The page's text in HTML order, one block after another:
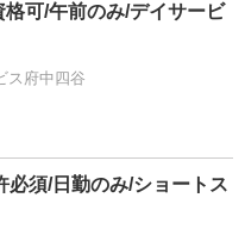
格可/午前のみ/デイサービ
ス府中四谷
必須/日勤のみ/ショートス